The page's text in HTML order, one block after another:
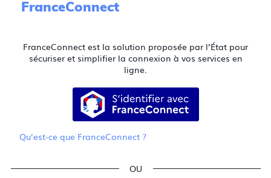
FranceConnect
FranceConnect est la solution proposée par l’État pour
sécuriser et simplifier la connexion à vos services en
ligne.
S’identifier avec FranceConnect
Qu’est-ce que FranceConnect ?